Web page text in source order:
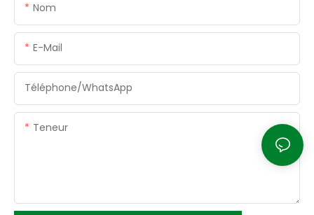
Nom
E-Mail
Téléphone/WhatsApp
Teneur